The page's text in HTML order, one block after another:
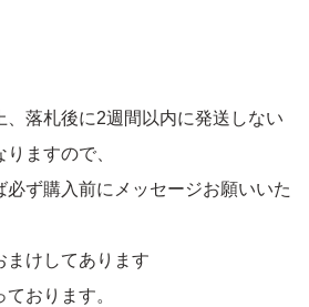
、落札後に2週間以内に発送しない
ますので、
ず購入前にメッセージお願いいた
まけしてあります
おります。